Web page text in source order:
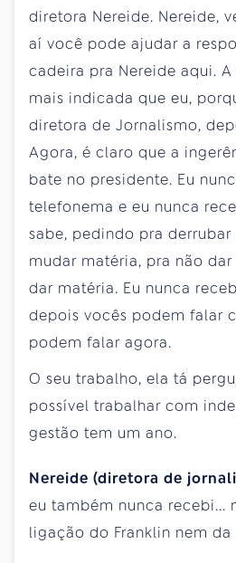
diretora Nereide. Nereide,
aí você pode ajudar a
cadeira pra Nereide aqui.
mais indicada que eu,
diretora de Jornalismo,
Agora, é claro que a
bate no presidente. Eu
telefonema e eu nunca
sabe, pedindo pra derrubar
mudar matéria, pra não
dar matéria. Eu nunca
depois vocês podem falar
podem falar agora.
O seu trabalho, ela tá
possível trabalhar com
gestão tem um ano.
Nereide (diretora de
eu também nunca recebi...
ligação do Franklin nem da